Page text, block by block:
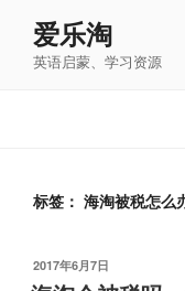
爱乐淘
英语启蒙、学习资源
标签： 海淘被税怎么
发
布
2017年6月7日